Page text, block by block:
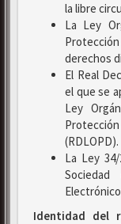
la libre
La Ley
derechos
El Real
el que se
Ley
(RDLOPD).
La Ley
Identidad del